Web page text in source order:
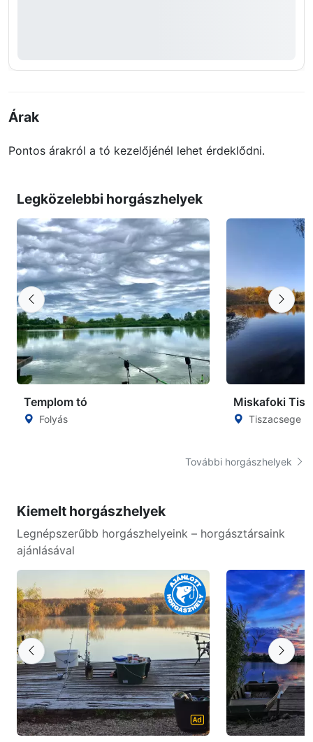
Árak
Pontos árakról a tó kezelőjénél lehet érdeklődni.
Legközelebbi horgászhelyek
Templom tó
Folyás
Miskafoki
Tiszacsege
További horgászhelyek
Kiemelt horgászhelyek
Legnépszerűbb horgászhelyeink – horgásztársaink
ajánlásával